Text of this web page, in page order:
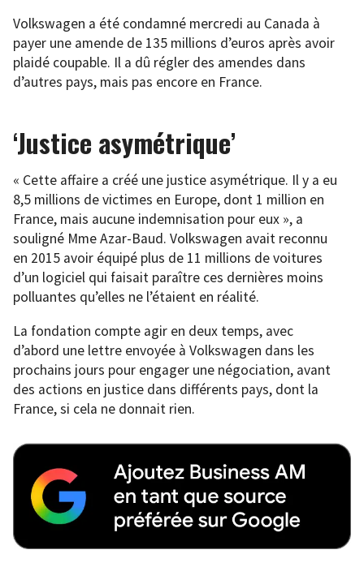
Volkswagen a été condamné mercredi au Canada à
payer une amende de 135 millions d’euros après avoir
plaidé coupable. Il a dû régler des amendes dans
d’autres pays, mais pas encore en France.
‘Justice asymétrique’
« Cette affaire a créé une justice asymétrique. Il y a eu
8,5 millions de victimes en Europe, dont 1 million en
France, mais aucune indemnisation pour eux », a
souligné Mme Azar-Baud. Volkswagen avait reconnu
en 2015 avoir équipé plus de 11 millions de voitures
d’un logiciel qui faisait paraître ces dernières moins
polluantes qu’elles ne l’étaient en réalité.
La fondation compte agir en deux temps, avec
d’abord une lettre envoyée à Volkswagen dans les
prochains jours pour engager une négociation, avant
des actions en justice dans différents pays, dont la
France, si cela ne donnait rien.